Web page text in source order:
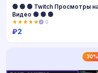
🟢 🟢 🟢 Twitch Просмотры на
Видео 🟢 🟢 🟢
★★★★★ 0
₽2
30%